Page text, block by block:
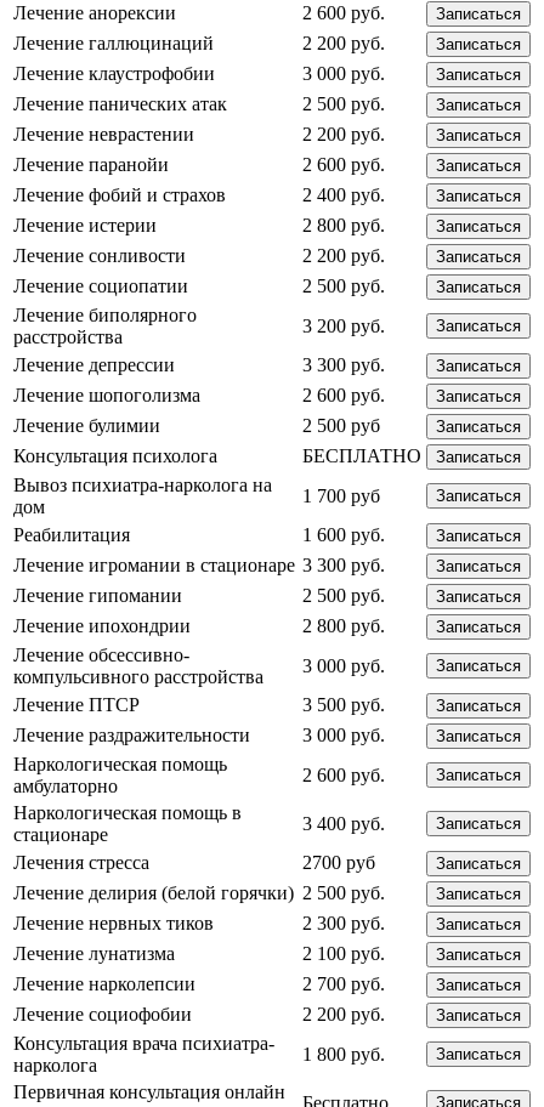
Лечение анорексии 2 600 руб. Записаться
Лечение галлюцинаций 2 200 руб. Записаться
Лечение клаустрофобии 3 000 руб. Записаться
Лечение панических атак 2 500 руб. Записаться
Лечение неврастении 2 200 руб. Записаться
Лечение паранойи 2 600 руб. Записаться
Лечение фобий и страхов 2 400 руб. Записаться
Лечение истерии 2 800 руб. Записаться
Лечение сонливости 2 200 руб. Записаться
Лечение социопатии 2 500 руб. Записаться
Лечение биполярного
расстройства
3 200 руб. Записаться
Лечение депрессии 3 300 руб. Записаться
Лечение шопоголизма 2 600 руб. Записаться
Лечение булимии 2 500 руб Записаться
Консультация психолога БЕСПЛАТНО Записаться
Вывоз психиатра-нарколога на
дом
1 700 руб Записаться
Реабилитация 1 600 руб. Записаться
Лечение игромании в стационаре 3 300 руб. Записаться
Лечение гипомании 2 500 руб. Записаться
Лечение ипохондрии 2 800 руб. Записаться
Лечение обсессивно-
компульсивного расстройства
3 000 руб. Записаться
Лечение ПТСР 3 500 руб. Записаться
Лечение раздражительности 3 000 руб. Записаться
Наркологическая помощь
амбулаторно
2 600 руб. Записаться
Наркологическая помощь в
стационаре
3 400 руб. Записаться
Лечения стресса 2700 руб Записаться
Лечение делирия (белой горячки) 2 500 руб. Записаться
Лечение нервных тиков 2 300 руб. Записаться
Лечение лунатизма 2 100 руб. Записаться
Лечение нарколепсии 2 700 руб. Записаться
Лечение социофобии 2 200 руб. Записаться
Консультация врача психиатра-
нарколога
1 800 руб. Записаться
Первичная консультация онлайн
Бесплатно Записаться